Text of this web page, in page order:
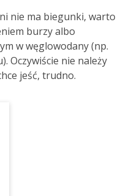
nie ma biegunki, warto
burzy albo
w węglowodany (np.
Oczywiście nie należy
jeść, trudno.